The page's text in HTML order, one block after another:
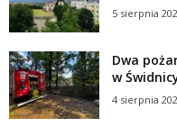
5 sierpnia
Dwa
w
4 sierpnia